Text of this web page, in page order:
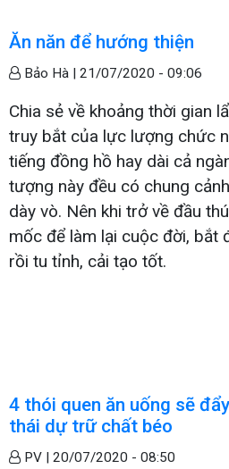
Ăn năn để hướng thiện
Bảo Hà | 21/07/2020 - 09:06
Chia sẻ về khoảng thời gian
truy bắt của lực lượng chức
tiếng đồng hồ hay dài cả
tượng này đều có chung
dày vò. Nên khi trở về đầu
mốc để làm lại cuộc đời, bắt
rồi tu tỉnh, cải tạo tốt.
4 thói quen ăn uống sẽ
thái dự trữ chất béo
PV | 20/07/2020 - 08:50